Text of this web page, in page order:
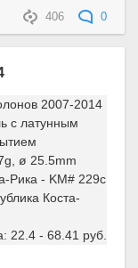
406 0
2007-2014
с латунным
ø 25.5mm
Рика - KM# 229c
Коста-
22.4 - 68.41 руб.